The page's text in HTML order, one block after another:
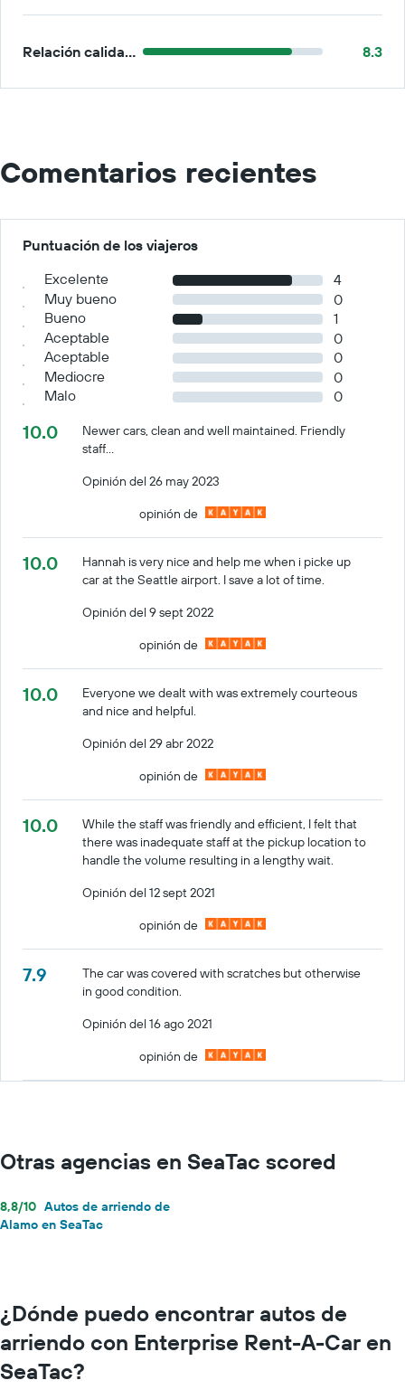
Relación calidad-precio 8.3
Comentarios recientes
Puntuación de los viajeros
Excelente
4
Muy bueno
0
Bueno
1
Aceptable
0
Aceptable
0
Mediocre
0
Malo
0
10.0
Newer cars, clean and well maintained. Friendly
staff…
Opinión del 26 may 2023
opinión de
10.0
Hannah is very nice and help me when i picke up
car at the Seattle airport. I save a lot of time.
Opinión del 9 sept 2022
opinión de
10.0
Everyone we dealt with was extremely courteous
and nice and helpful.
Opinión del 29 abr 2022
opinión de
10.0
While the staff was friendly and efficient, I felt that
there was inadequate staff at the pickup location to
handle the volume resulting in a lengthy wait.
Opinión del 12 sept 2021
opinión de
7.9
The car was covered with scratches but otherwise
in good condition.
Opinión del 16 ago 2021
opinión de
Otras agencias en SeaTac scored
8,8/10 Autos de arriendo de
Alamo en SeaTac
¿Dónde puedo encontrar autos de
arriendo con Enterprise Rent-A-Car en
SeaTac?